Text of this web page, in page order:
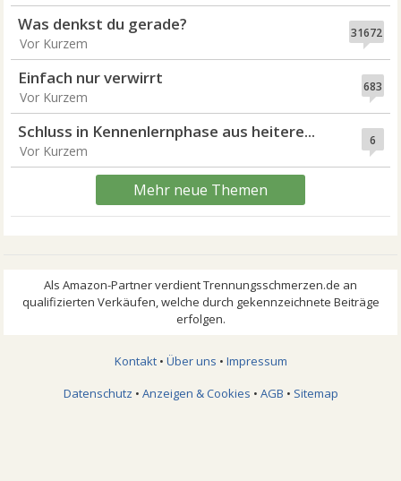
31672
Was denkst du gerade?
Vor Kurzem
683
Einfach nur verwirrt
Vor Kurzem
6
Schluss in Kennenlernphase aus heitere...
Vor Kurzem
Mehr neue Themen
Kontakt• Über uns • Impressum
Datenschutz • Anzeigen & Cookies • AGB • Sitemap